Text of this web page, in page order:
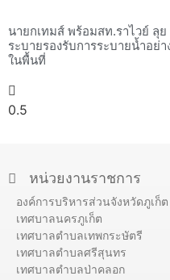
นายกเทมส์ พร้อมสท.ราไวย์ ลุ
ระบายรองรับการระบายน้ำอ
ในพื้นที่
หน่วยงานราชการ
องค์การบริหารส่วนจังหวัดภูเก็ต
เทศบาลนครภูเก็ต
เทศบาลตำบลเทพกระษัตรี
เทศบาลตำบลศรีสุนทร
เทศบาลตำบลป่าคลอก